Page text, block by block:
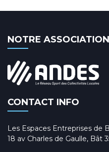
NOTRE ASSOCIATION
CONTACT INFO
Les Espaces Entreprises de
18 av Charles de Gaulle, Bât